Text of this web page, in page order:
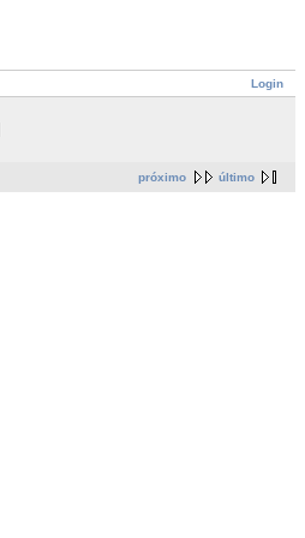
Login
próximo último